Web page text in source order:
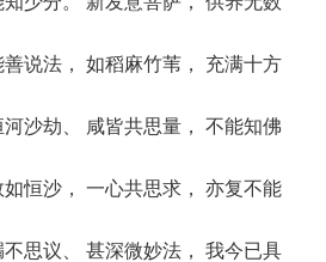
法， 如稻麻竹苇， 充满十方
劫、 咸皆共思量， 不能知佛
沙， 一心共思求， 亦复不能
议、 甚深微妙法， 我今已具